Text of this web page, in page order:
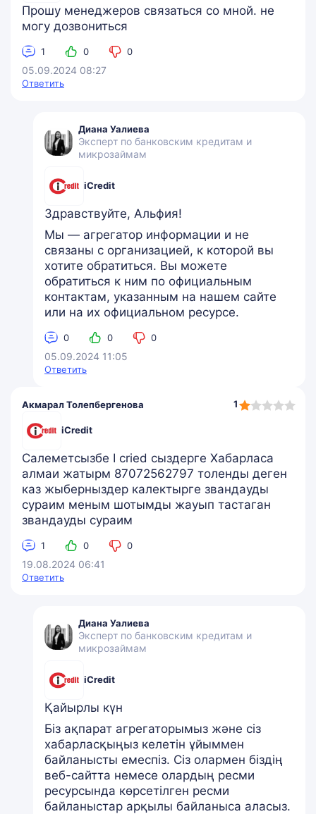
Прошу менеджеров связаться со мной. не
могу дозвониться
1 0 0
05.09.2024 08:27
Ответить
Диана Уалиева
Эксперт по банковским кредитам и
микрозаймам
iCredit
Здравствуйте, Альфия!
Мы — агрегатор информации и не
связаны с организацией, к которой вы
хотите обратиться. Вы можете
обратиться к ним по официальным
контактам, указанным на нашем сайте
или на их официальном ресурсе.
0 0 0
05.09.2024 11:05
Ответить
Акмарал Толепбергенова
iCredit
1
1,0
Салеметсызбе I cried сыздерге Хабарласа
алмаи жатырм 87072562797 толенды деген
каз жыберныздер калектырге звандауды
сураим меным шотымды жауып тастаган
звандауды сураим
1 0 0
19.08.2024 06:41
Ответить
Диана Уалиева
Эксперт по банковским кредитам и
микрозаймам
iCredit
Қайырлы күн
Біз ақпарат агрегаторымыз және сіз
хабарласқыңыз келетін ұйыммен
байланысты емеспіз. Сіз олармен біздің
веб-сайтта немесе олардың ресми
ресурсында көрсетілген ресми
байланыстар арқылы байланыса аласыз.